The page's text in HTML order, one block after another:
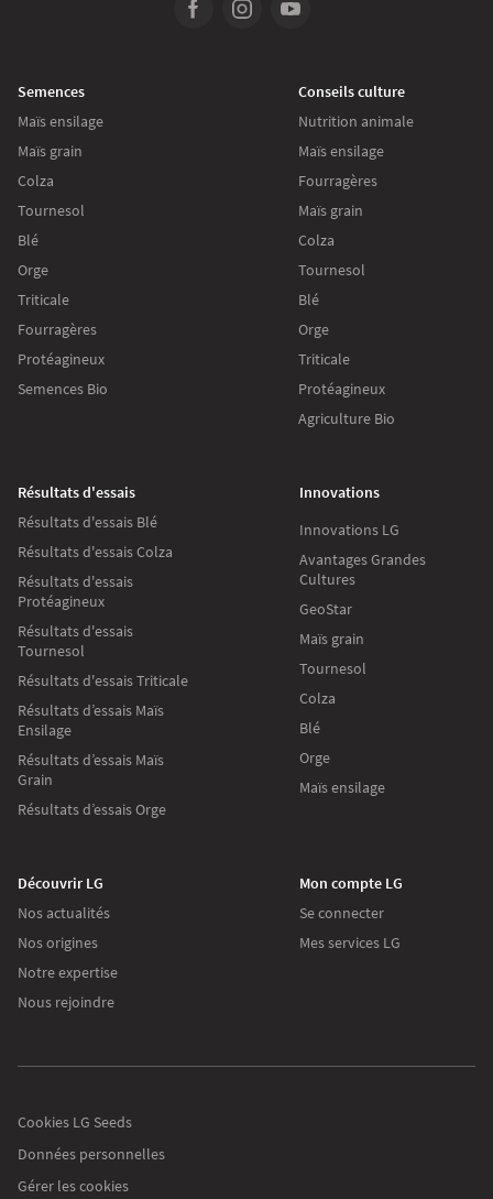
Semences
Maïs ensilage
Maïs grain
Colza
Tournesol
Blé
Orge
Triticale
Fourragères
Protéagineux
Semences Bio
Conseils culture
Nutrition animale
Maïs ensilage
Fourragères
Maïs grain
Colza
Tournesol
Blé
Orge
Triticale
Protéagineux
Agriculture Bio
Résultats d'essais
Résultats d'essais Blé
Résultats d'essais Colza
Résultats d'essais
Protéagineux
Résultats d'essais
Tournesol
Résultats d'essais Triticale
Résultats d’essais Maïs
Ensilage
Résultats d’essais Maïs
Grain
Résultats d’essais Orge
Innovations
Innovations LG
Avantages Grandes
Cultures
GeoStar
Maïs grain
Tournesol
Colza
Blé
Orge
Maïs ensilage
Découvrir LG
Nos actualités
Nos origines
Notre expertise
Nous rejoindre
Mon compte LG
Se connecter
Mes services LG
Cookies LG Seeds
Données personnelles
Gérer les cookies
Continuer sans accepter
Les cookies
Nous utilisons des cookies pour collecter des
notre site. Ces informations nous aident à vous proposer des
Pour modifier vos préférences par la suite, cliquez sur le lien 'Préférences de
cookies' situé dans le pied de page.